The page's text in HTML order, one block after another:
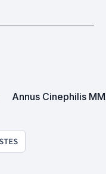
Annus Cinephilis